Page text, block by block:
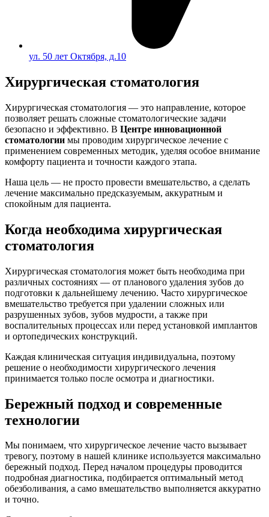
ул. 50 лет Октября, д.10
Хирургическая стоматология
Хирургическая стоматология — это направление, которое
позволяет решать сложные стоматологические задачи
безопасно и эффективно. В Центре инновационной
стоматологии мы проводим хирургическое лечение с
применением современных методик, уделяя особое внимание
комфорту пациента и точности каждого этапа.
Наша цель — не просто провести вмешательство, а сделать
лечение максимально предсказуемым, аккуратным и
спокойным для пациента.
Когда необходима хирургическая
стоматология
Хирургическая стоматология может быть необходима при
различных состояниях — от планового удаления зубов до
подготовки к дальнейшему лечению. Часто хирургическое
вмешательство требуется при удалении сложных или
разрушенных зубов, зубов мудрости, а также при
воспалительных процессах или перед установкой имплантов
и ортопедических конструкций.
Каждая клиническая ситуация индивидуальна, поэтому
решение о необходимости хирургического лечения
принимается только после осмотра и диагностики.
Бережный подход и современные
технологии
Мы понимаем, что хирургическое лечение часто вызывает
тревогу, поэтому в нашей клинике используется максимально
бережный подход. Перед началом процедуры проводится
подробная диагностика, подбирается оптимальный метод
обезболивания, а само вмешательство выполняется аккуратно
и точно.